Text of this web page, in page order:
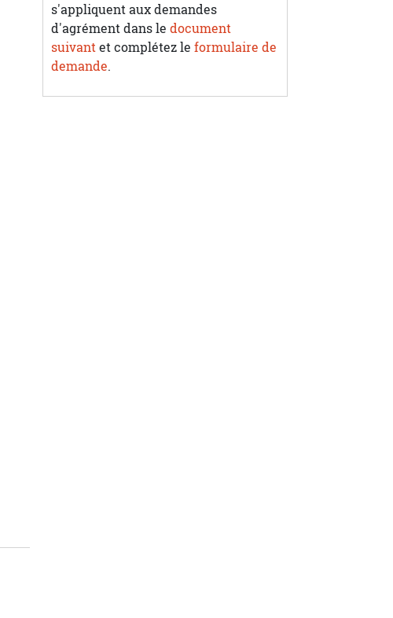
s'appliquent aux demandes
d'agrément dans ledocument
suivantet complétez leformulaire de
demande.